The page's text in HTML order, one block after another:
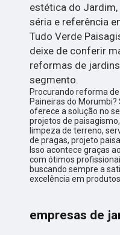
estética do Jardim,
séria e referência
Tudo Verde
deixe de conferir
reformas de
segmento.
Procurando reforma
Paineiras do Morumbi?
oferece a solução no
projetos de
limpeza de terreno,
de pragas, projeto
Isso acontece graças
com ótimos
buscando sempre a
excelência em
empresas de